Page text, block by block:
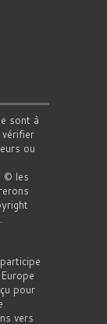
sont à
ou
© les
pour
vers